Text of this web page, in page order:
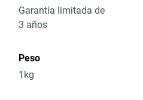
Garantía limitada de
3 años
Peso
1kg